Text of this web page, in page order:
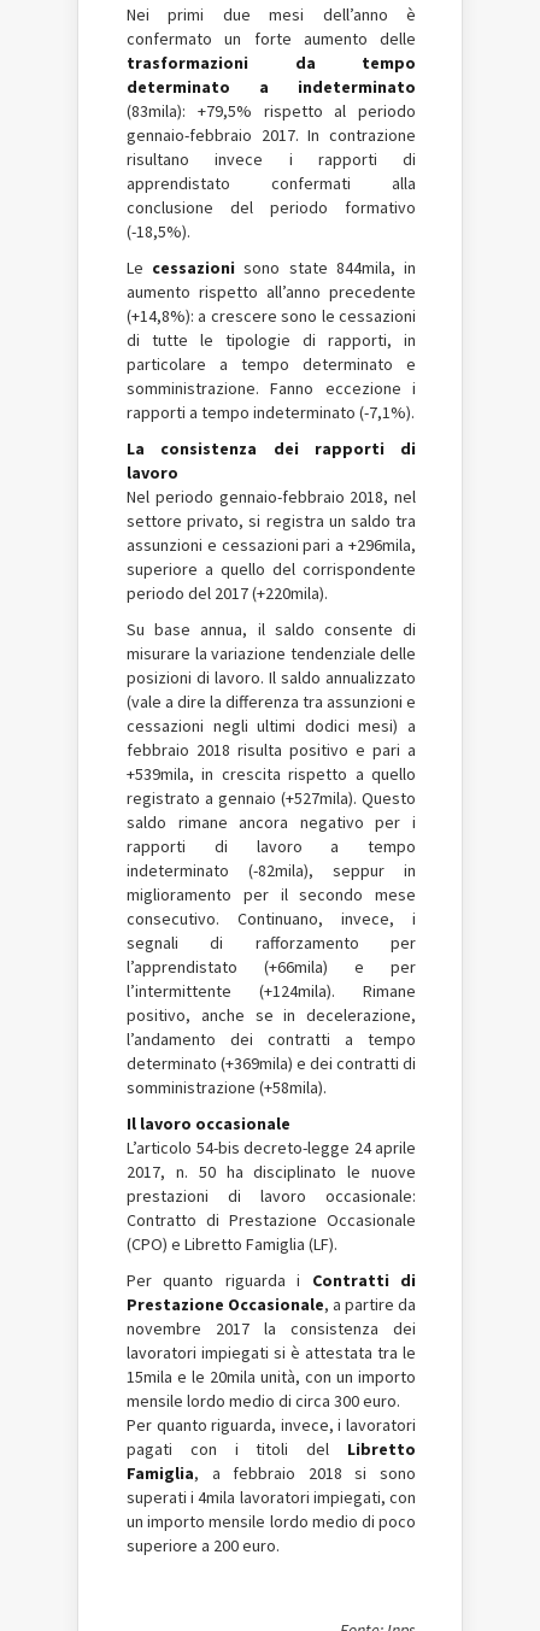
Nei primi due mesi dell’anno è
confermato un forte aumento delle
trasformazioni
da tempo
determinato a indeterminato
(83mila): +79,5% rispetto al periodo
gennaio-febbraio 2017. In contrazione
risultano invece i rapporti di
apprendistato confermati alla
conclusione del periodo formativo
(-18,5%).
Le cessazionisono state 844mila, in
aumento rispetto all’anno precedente
(+14,8%): a crescere sono le cessazioni
di tutte le tipologie di rapporti, in
particolare a tempo determinato e
somministrazione. Fanno eccezione i
rapporti a tempo indeterminato (-7,1%).
La consistenza dei rapporti di
lavoro
Nel periodo gennaio-febbraio 2018, nel
settore privato, si registra un saldo tra
assunzioni e cessazioni pari a +296mila,
superiore a quello del corrispondente
periodo del 2017 (+220mila).
Su base annua, il saldo consente di
misurare la variazione tendenziale delle
posizioni di lavoro. Il saldo annualizzato
(vale a dire la differenza tra assunzioni e
cessazioni negli ultimi dodici mesi) a
febbraio 2018 risulta positivo e pari a
+539mila, in crescita rispetto a quello
registrato a gennaio (+527mila). Questo
saldo rimane ancora negativo per i
rapporti di lavoro a tempo
indeterminato (-82mila), seppur in
miglioramento per il secondo mese
consecutivo. Continuano, invece, i
segnali di rafforzamento per
l’apprendistato (+66mila) e per
l’intermittente (+124mila). Rimane
positivo, anche se in decelerazione,
l’andamento dei contratti a tempo
determinato (+369mila) e dei contratti di
somministrazione (+58mila).
Il lavoro occasionale
L’articolo 54-bis decreto-legge 24 aprile
2017, n. 50 ha disciplinato le nuove
prestazioni di lavoro occasionale:
Contratto di Prestazione Occasionale
(CPO) e Libretto Famiglia (LF).
Per quanto riguarda i Contratti di
Prestazione Occasionale, a partire da
novembre 2017 la consistenza dei
lavoratori impiegati si è attestata tra le
15mila e le 20mila unità, con un importo
mensile lordo medio di circa 300 euro.
Per quanto riguarda, invece, i lavoratori
pagati con i titoli del Libretto
Famiglia, a febbraio 2018 si sono
superati i 4mila lavoratori impiegati, con
un importo mensile lordo medio di poco
superiore a 200 euro.